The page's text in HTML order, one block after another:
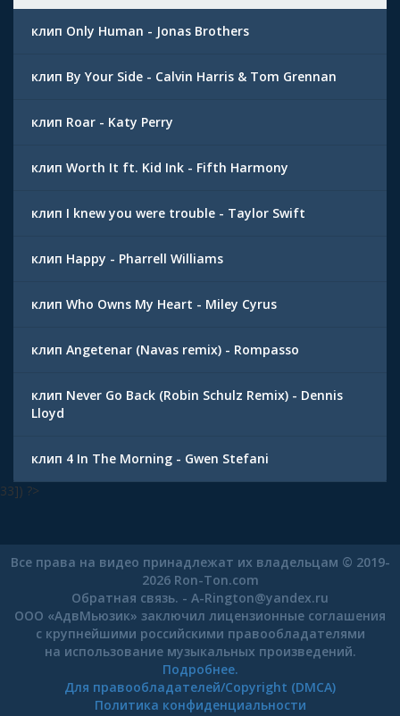
клип Only Human - Jonas Brothers
клип By Your Side - Calvin Harris & Tom Grennan
клип Roar - Katy Perry
клип Worth It ft. Kid Ink - Fifth Harmony
клип I knew you were trouble - Taylor Swift
клип Happy - Pharrell Williams
клип Who Owns My Heart - Miley Cyrus
клип Angetenar (Navas remix) - Rompasso
клип Never Go Back (Robin Schulz Remix) - Dennis
Lloyd
клип 4 In The Morning - Gwen Stefani
33]) ?>
Все права на видео принадлежат их владельцам © 2019-
2026 Ron-Ton.com
Обратная связь. - A-Rington@yandex.ru
ООО «АдвМьюзик» заключил лицензионные соглашения
с крупнейшими российскими правообладателями
на использование музыкальных произведений.
Подробнее.
Для правообладателей/Copyright (DMCA)
Политика конфиденциальности